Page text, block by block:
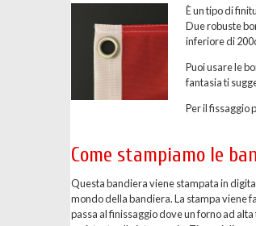
È un tipo di
Due robuste
inferiore di
Puoi usare le
fantasia ti
Per il fissaggio
Come stampiamo le
Questa bandiera viene stampata in
mondo della bandiera. La stampa viene
passa al finissaggio dove un forno ad